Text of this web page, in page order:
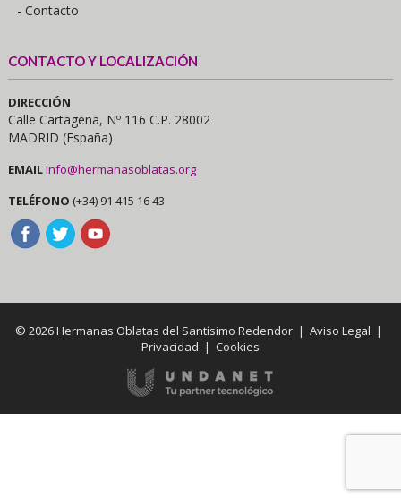
- Contacto
CONTACTO Y LOCALIZACIÓN
DIRECCIÓN
Calle Cartagena, Nº 116 C.P. 28002
MADRID (España)
EMAILinfo@hermanasoblatas.org
TELÉFONO (+34) 91 415 16 43
© 2026 Hermanas Oblatas del Santísimo Redendor |Aviso Legal |
Privacidad | Cookies